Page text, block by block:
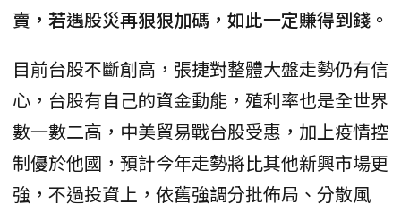
賣，若遇股災再狠狠加碼，如此一定賺得到錢。
目前台股不斷創高，張捷對整體大盤走勢仍有信
心，台股有自己的資金動能，殖利率也是全世界
數一數二高，中美貿易戰台股受惠，加上疫情控
制優於他國，預計今年走勢將比其他新興市場更
強，不過投資上，依舊強調分批佈局、分散風